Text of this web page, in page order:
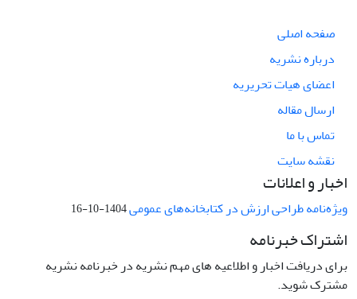
صفحه اصلی
درباره نشریه
اعضای هیات تحریریه
ارسال مقاله
تماس با ما
نقشه سایت
اخبار و اعلانات
ویژه‌نامه طراحی ارزش در کتابخانه‌های عمومی1404-10-16
اشتراک خبرنامه
برای دریافت اخبار و اطلاعیه های مهم نشریه در خبرنامه نشریه
مشترک شوید.